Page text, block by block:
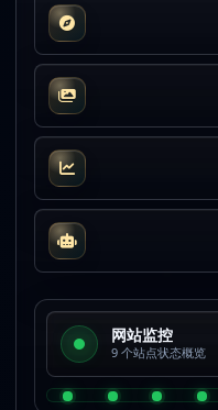
网站监控
9 个站点状态概览